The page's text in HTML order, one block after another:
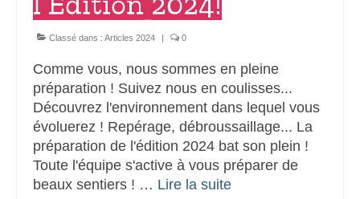
Classé dans : Articles 2024 | 0
Comme vous, nous sommes en pleine
préparation ! Suivez nous en coulisses...
Découvrez l'environnement dans lequel vous
évoluerez ! Repérage, débroussaillage... La
préparation de l'édition 2024 bat son plein !
Toute l'équipe s'active à vous préparer de
beaux sentiers ! … Lire la suite­­